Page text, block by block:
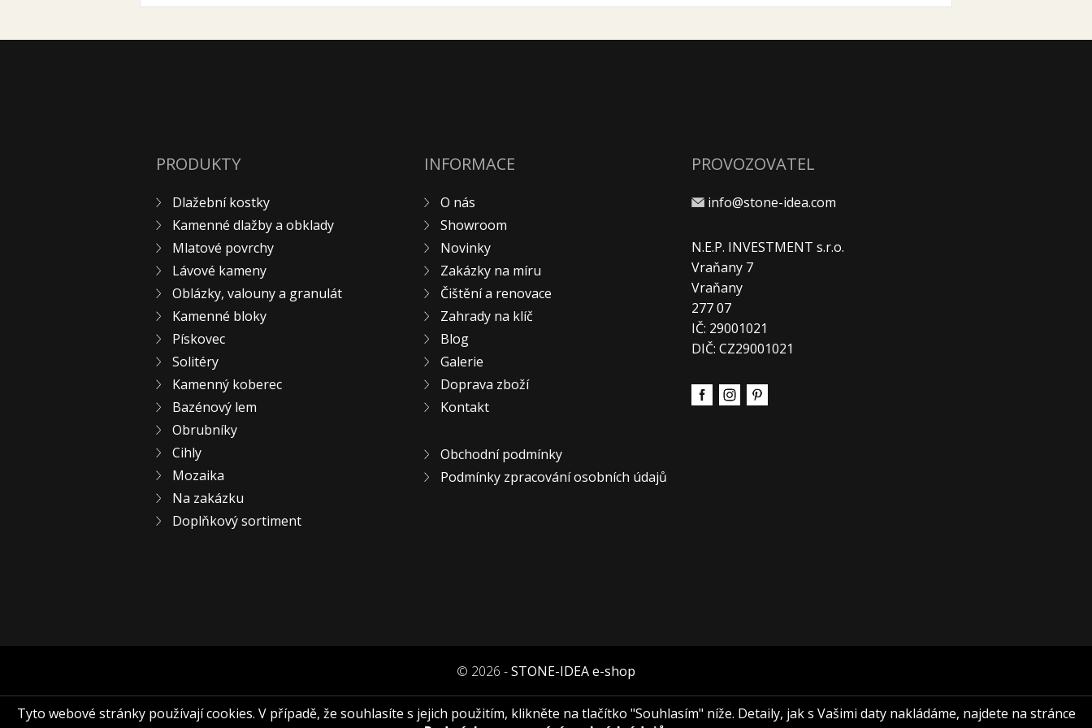
PRODUKTY
Dlažební kostky
Kamenné dlažby a obklady
Mlatové povrchy
Lávové kameny
Oblázky, valouny a granulát
Kamenné bloky
Pískovec
Solitéry
Kamenný koberec
Bazénový lem
Obrubníky
Cihly
Mozaika
Na zakázku
Doplňkový sortiment
INFORMACE
O nás
Showroom
Novinky
Zakázky na míru
Čištění a renovace
Zahrady na klíč
Blog
Galerie
Doprava zboží
Kontakt
Obchodní podmínky
Podmínky zpracování osobních údajů
PROVOZOVATEL
info@stone-idea.com
N.E.P. INVESTMENT s.r.o.
Vraňany 7
Vraňany
277 07
IČ: 29001021
DIČ: CZ29001021
© 2026 -STONE-IDEA e-shop
Tyto webové stránky používají cookies. V případě, že souhlasíte s jejich použitím, klikněte na tlačítko "Souhlasím" níže. Detaily, jak s Vašimi daty nakládáme, najdete na stránce